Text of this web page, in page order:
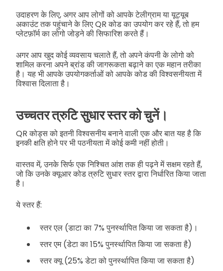
उदाहरण के लिए, अगर आप लोगों को आपके टेलीग्राम या यूट्यूब
अकाउंट तक पहुंचाने के लिए QR कोड का उपयोग कर रहे हैं, तो हम
प्लेटफ़ॉर्म का लोगो जोड़ने की सिफारिश करते हैं।
अगर आप खुद कोई व्यवसाय चलाते हैं, तो अपने कंपनी के लोगो को
शामिल करना अपने ब्रांड की जागरूकता बढ़ाने का एक महान तरीका
है। यह भी आपके उपयोगकर्ताओं को आपके कोड की विश्वसनीयता में
विश्वास दिलाता है।
उच्चतर त्रुटि सुधार स्तर को चुनें।
QR कोड्स को इतनी विश्वसनीय बनाने वाली एक और बात यह है कि
इनकी क्षति होने पर भी पठनीयता में कोई कमी नहीं होती।
वास्तव में, उनके सिर्फ एक निश्चित आंश तक ही पढ़ने में सक्षम रहते हैं,
जो कि उनके क्यूआर कोड त्रुटि सुधार स्तर द्वारा निर्धारित किया जाता
है।
ये स्तर हैं:
स्तर एल (डाटा का 7% पुनर्स्थापित किया जा सकता है)।
स्तर एम (डेटा का 15% पुनर्स्थापित किया जा सकता है)
स्तर क्यू (25% डेटा को पुनर्स्थापित किया जा सकता है)